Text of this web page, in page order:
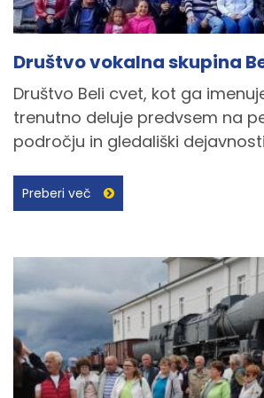
Društvo vokalna skupina
Društvo Beli cvet, kot ga
trenutno deluje predvsem na
področju in gledališki
Preberi več